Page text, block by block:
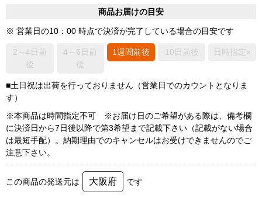
商品お届けの目安
※ 営業日の10：00 時点で決済が完了している場合の目安です
2～4日前
後
4～6日前
後
1週間前後 10日前後 日時指定×
■土日祝は出荷を行っておりません（営業日でのカウントとなりま
す）
※本商品は時間指定不可 ※お届け日のご希望がある際は、備考欄
に決済日から7日後以降で第3希望まで記載下さい（記載がない場合
は最短手配）。納期理由でのキャンセルはお受けできませんのでご
注意下さい。
この商品の発送元は 大阪府 です